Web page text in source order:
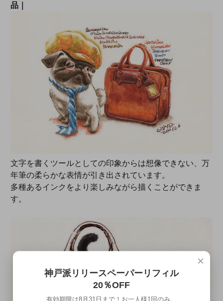
品｜
文字を書くツールとしての印象からは想像できない、万
年筆の柔らかな表情が引き出されています。
多種あるインクをより楽しみながら描くことができま
す。
×
神戸派リリースペーパーリフィル
20％OFF
有効期限は8月31日まで！お一人様1回のみ。